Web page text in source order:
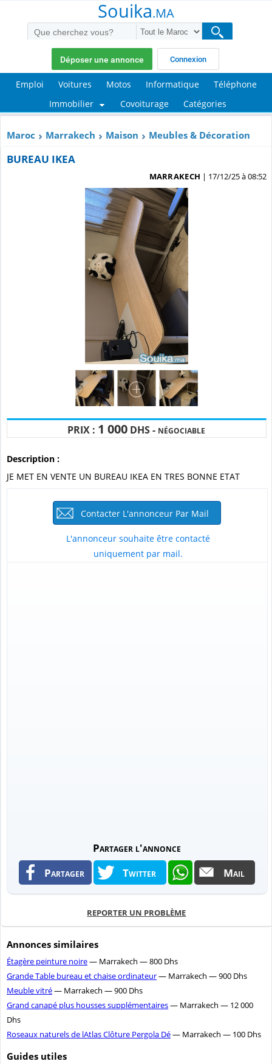
Souika.MA
Déposer une annonce Connexion
Emploi Voitures Motos Informatique
Téléphone
Immobilier
Covoiturage Catégories
Maroc Marrakech Maison Meubles & Décoration
BUREAU IKEA
MARRAKECH | 17/12/25 à 08:52
PRIX : 1 000 DHS - NÉGOCIABLE
Description :
JE MET EN VENTE UN BUREAU IKEA EN TRES BONNE ETAT
Contacter L'annonceur Par Mail
L'annonceur souhaite être contacté
uniquement par mail.
Partager l'annonce
Partager Twitter Mail
REPORTER UN PROBLÈME
Annonces similaires
Étagère peinture noire— Marrakech — 800 Dhs
Grande Table bureau et chaise ordinateur— Marrakech — 900 Dhs
Meuble vitré— Marrakech — 900 Dhs
Grand canapé plus housses supplémentaires— Marrakech — 12 000
Dhs
Roseaux naturels de lAtlas Clôture Pergola Dé— Marrakech — 100 Dhs
Guides utiles